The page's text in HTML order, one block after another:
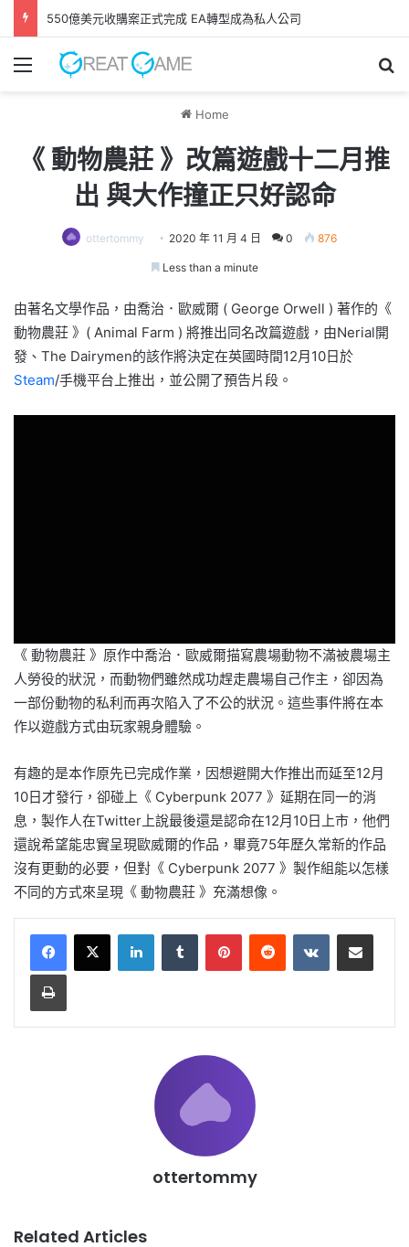
550億美元收購案正式完成 EA轉型成為私人公司
Menu
Home
《 動物農莊 》改篇遊戲十二月推
出 與大作撞正只好認命
ottertommy 2020 年 11 月 4 日 0 876
Less than a minute
由著名文學作品，由喬治．歐威爾 ( George Orwell ) 著作的《
動物農莊 》( Animal Farm ) 將推出同名改篇遊戲，由Nerial開
發、The Dairymen的該作將決定在英國時間12月10日於
Steam/手機平台上推出，並公開了預告片段。
《 動物農莊 》原作中喬治．歐威爾描寫農場動物不滿被農場主
人勞役的狀況，而動物們雖然成功趕走農場自己作主，卻因為
一部份動物的私利而再次陷入了不公的狀況。這些事件將在本
作以遊戲方式由玩家親身體驗。
有趣的是本作原先已完成作業，因想避開大作推出而延至12月
10日才發行，卻碰上《 Cyberpunk 2077 》延期在同一的消
息，製作人在Twitter上說最後還是認命在12月10日上市，他們
還說希望能忠實呈現歐威爾的作品，畢竟75年歷久常新的作品
沒有更動的必要，但對《 Cyberpunk 2077 》製作組能以怎樣
不同的方式來呈現《 動物農莊 》充滿想像。
LinkedInTumblr PinterestReddit VKontakteShare via Email
Print
ottertommy
Related Articles